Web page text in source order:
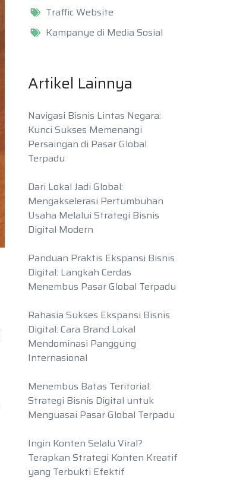
Traffic Website
Kampanye di Media Sosial
Artikel Lainnya
Navigasi Bisnis Lintas Negara:
Kunci Sukses Memenangi
Persaingan di Pasar Global
Terpadu
Dari Lokal Jadi Global:
Mengakselerasi Pertumbuhan
Usaha Melalui Strategi Bisnis
Digital Modern
Panduan Praktis Ekspansi Bisnis
Digital: Langkah Cerdas
Menembus Pasar Global Terpadu
Rahasia Sukses Ekspansi Bisnis
Digital: Cara Brand Lokal
Mendominasi Panggung
Internasional
Menembus Batas Teritorial:
Strategi Bisnis Digital untuk
Menguasai Pasar Global Terpadu
Ingin Konten Selalu Viral?
Terapkan Strategi Konten Kreatif
yang Terbukti Efektif